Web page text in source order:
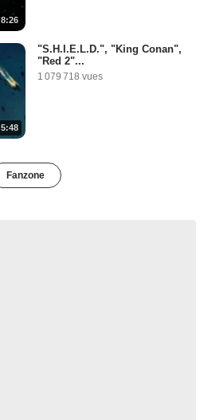
8:26
5:48
"S.H.I.E.L.D.", "King Conan",
"Red 2"...
1 079 718 vues
Fanzone